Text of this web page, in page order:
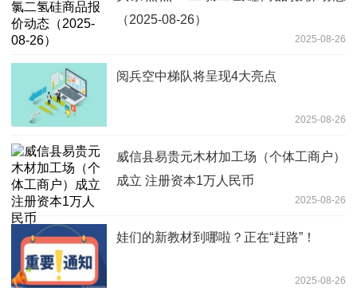
（2025-08-26）
2025-08-26
阅兵空中梯队将呈现4大亮点
2025-08-26
威信县易贵元木材加工场（个体工商户）
成立 注册资本1万人民币
2025-08-26
娃们的新教材到哪啦？正在“赶路”！
2025-08-26